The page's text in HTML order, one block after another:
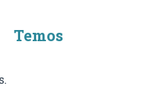
Temos